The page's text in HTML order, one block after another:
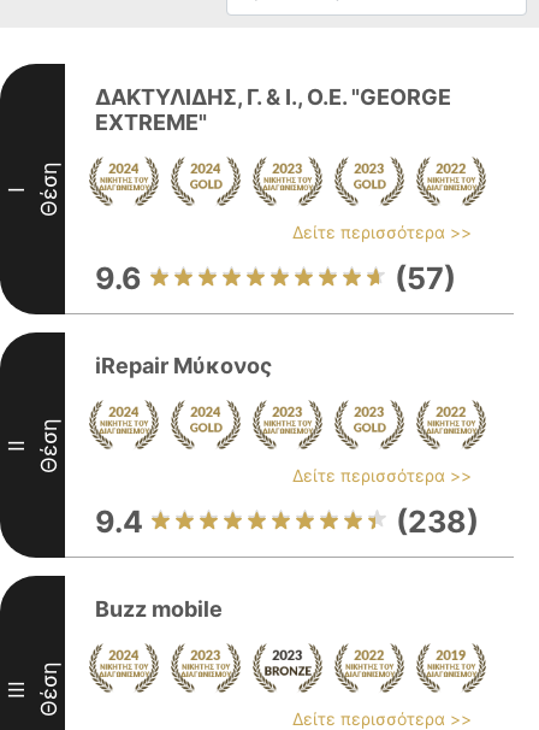
I Θέση
ΔΑΚΤΥΛΙΔΗΣ, Γ. & Ι., Ο.Ε. "GEORGE
EXTREME"
Δείτε περισσότερα >>
9.6 (57)
II Θέση
iRepair Μύκονος
Δείτε περισσότερα >>
9.4 (238)
III Θέση
Buzz mobile
Δείτε περισσότερα >>